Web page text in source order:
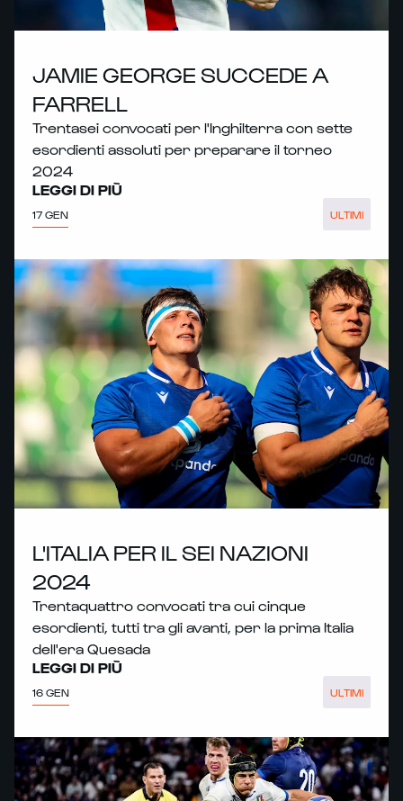
JAMIE GEORGE SUCCEDE A
FARRELL
Trentasei convocati per l'Inghilterra con sette
esordienti assoluti per preparare il torneo
2024
LEGGI DI PIÙ
17 GEN ULTIMI
L'ITALIA PER IL SEI NAZIONI
2024
Trentaquattro convocati tra cui cinque
esordienti, tutti tra gli avanti, per la prima Italia
dell'era Quesada
LEGGI DI PIÙ
16 GEN ULTIMI